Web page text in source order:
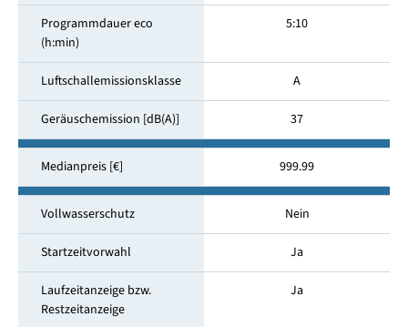
Programmdauer eco
(h:min)
5:10
Luftschallemissionsklasse A
Geräuschemission [dB(A)] 37
Medianpreis [€] 999.99
Vollwasserschutz Nein
Startzeitvorwahl Ja
Laufzeitanzeige bzw.
Restzeitanzeige
Ja